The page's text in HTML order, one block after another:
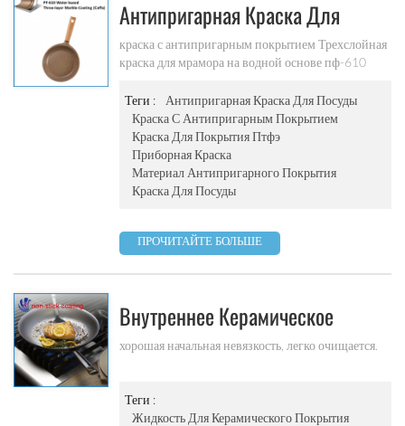
Антипригарная Краска Для
Посуды С Отличной
Маслостойкостью
краска с антипригарным покрытием Трехслойная
краска для мрамора на водной основе пф-610
сковороде , сковороде , суповой кастрюле ,
электрической кастрюле для тушения ,
электрической посуде для выпечки , торте формы
и другая посуда с антипригарным покрытием.
Теги :
Антипригарная Краска Для Посуды
Краска С Антипригарным Покрытием
Краска Для Покрытия Птфэ
Приборная Краска
Материал Антипригарного Покрытия
Краска Для Посуды
ПРОЧИТАЙТЕ БОЛЬШЕ
Внутреннее Керамическое
Покрытие Посуды С
Фторопласта
хорошая начальная невязкость, легко очищается.
Теги :
Жидкость Для Керамического Покрытия